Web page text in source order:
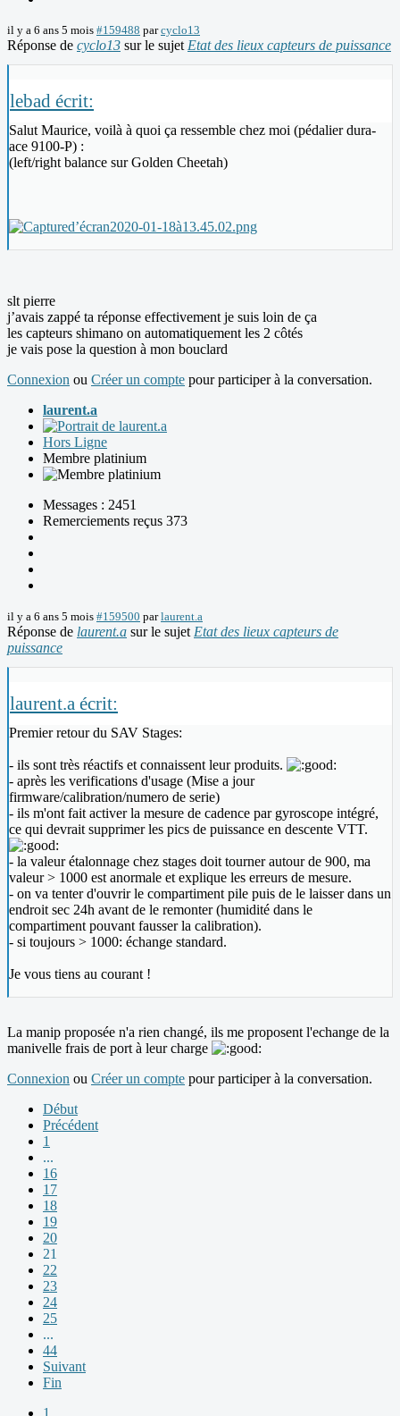
il y a 6 ans 5 mois #159488 parcyclo13
Réponse de cyclo13 sur le sujet Etat des lieux capteurs de puissance
lebad écrit:
Salut Maurice, voilà à quoi ça ressemble chez moi (pédalier dura-
ace 9100-P) :
(left/right balance sur Golden Cheetah)
slt pierre
j’avais zappé ta réponse effectivement je suis loin de ça
les capteurs shimano on automatiquement les 2 côtés
je vais pose la question à mon bouclard
Connexion ou Créer un compte pour participer à la conversation.
laurent.a
Hors Ligne
Membre platinium
Messages : 2451
Remerciements reçus 373
il y a 6 ans 5 mois #159500 parlaurent.a
Réponse de laurent.a sur le sujet Etat des lieux capteurs de
puissance
laurent.a écrit:
Premier retour du SAV Stages:
- ils sont très réactifs et connaissent leur produits.
- après les verifications d'usage (Mise a jour
firmware/calibration/numero de serie)
- ils m'ont fait activer la mesure de cadence par gyroscope intégré,
ce qui devrait supprimer les pics de puissance en descente VTT.
- la valeur étalonnage chez stages doit tourner autour de 900, ma
valeur > 1000 est anormale et explique les erreurs de mesure.
- on va tenter d'ouvrir le compartiment pile puis de le laisser dans un
endroit sec 24h avant de le remonter (humidité dans le
compartiment pouvant fausser la calibration).
- si toujours > 1000: échange standard.
Je vous tiens au courant !
La manip proposée n'a rien changé, ils me proposent l'echange de la
manivelle frais de port à leur charge
Connexion ou Créer un compte pour participer à la conversation.
Début
Précédent
1
...
16
17
18
19
20
21
22
23
24
25
...
44
Suivant
Fin